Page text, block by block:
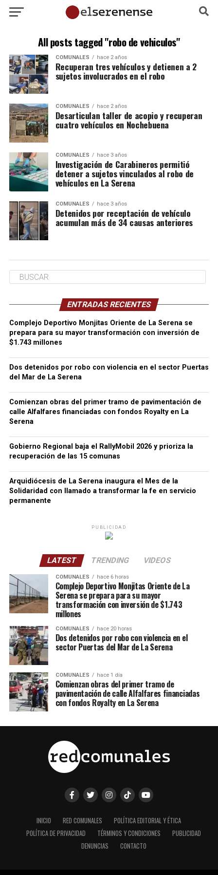
All posts tagged "robo de vehiculos"
COMUNALES hace 2 años
Recuperan tres vehículos y detienen a 2
sujetos involucrados en el robo
COMUNALES hace 2 años
Desarticulan taller de acopio y recuperan
cuatro vehículos en Nochebuena
COMUNALES hace 3 años
Investigación de Carabineros permitió
detener a sujetos vinculados al robo de
vehículos en La Serena
COMUNALES hace 3 años
Detenidos por receptación de vehículo
acumulan más de 34 causas anteriores
ENTRADAS RECIENTES
Complejo Deportivo Monjitas Oriente de La Serena se
prepara para su mayor transformación con inversión de
$1.743 millones
Dos detenidos por robo con violencia en el sector Puertas
del Mar de La Serena
Comienzan obras del primer tramo de pavimentación de
calle Alfalfares financiadas con fondos Royalty en La
Serena
Gobierno Regional baja el RallyMobil 2026 y prioriza la
recuperación de las 15 comunas
Arquidiócesis de La Serena inaugura el Mes de la
Solidaridad con llamado a transformar la fe en servicio
permanente
PUBLICIDAD
LATEST TRENDING VIDEOS
COMUNALES hace 6 horas
Complejo Deportivo Monjitas Oriente de La
Serena se prepara para su mayor
transformación con inversión de $1.743
millones
COMUNALES hace 20 horas
Dos detenidos por robo con violencia en el
sector Puertas del Mar de La Serena
COMUNALES hace 1 día
Comienzan obras del primer tramo de
pavimentación de calle Alfalfares financiadas
con fondos Royalty en La Serena
INICIO RED COMUNALES
POLÍTICA EDITORIAL Y ÉTICA
POLÍTICA DE PRIVACIDAD
TÉRMINOS Y CONDICIONES
PUBLICIDAD
DENUNCIAS
CONTACTO